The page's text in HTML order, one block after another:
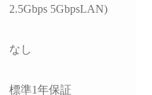
2.5Gbps 5GbpsLAN)
なし
標準1年保証